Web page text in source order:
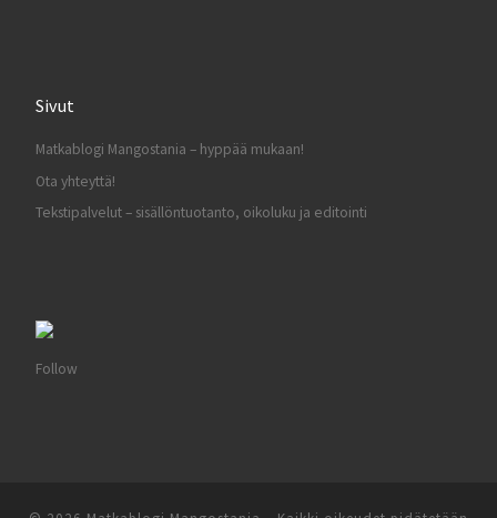
Sivut
Matkablogi Mangostania – hyppää mukaan!
Ota yhteyttä!
Tekstipalvelut – sisällöntuotanto, oikoluku ja editointi
Follow